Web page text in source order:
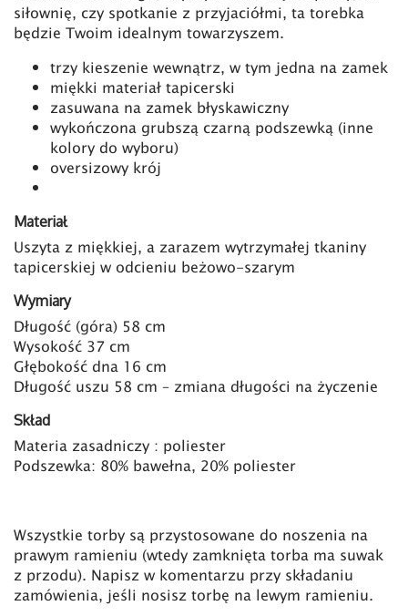
siłownię, czy spotkanie z przyjaciółmi, ta torebka
będzie Twoim idealnym towarzyszem.
trzy kieszenie wewnątrz, w tym jedna na zamek
miękki materiał tapicerski
zasuwana na zamek błyskawiczny
wykończona grubszą czarną podszewką (inne
kolory do wyboru)
oversizowy krój
Materiał
Uszyta z miękkiej, a zarazem wytrzymałej tkaniny
tapicerskiej w odcieniu beżowo-szarym
Wymiary
Długość (góra) 58 cm
Wysokość 37 cm
Głębokość dna 16 cm
Długość uszu 58 cm – zmiana długości na życzenie
Skład
Materia zasadniczy : poliester
Podszewka: 80% bawełna, 20% poliester
Wszystkie torby są przystosowane do noszenia na
prawym ramieniu (wtedy zamknięta torba ma suwak
z przodu). Napisz w komentarzu przy składaniu
zamówienia, jeśli nosisz torbę na lewym ramieniu.